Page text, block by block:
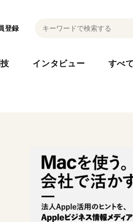
登録
インタビュー すべ